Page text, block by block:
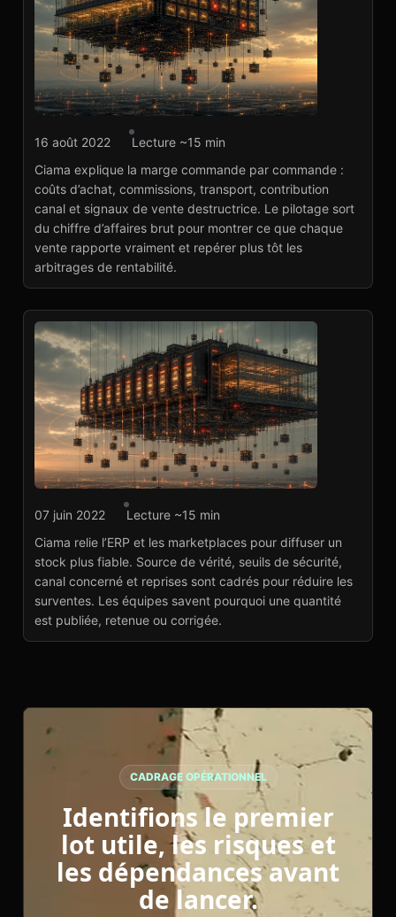
Agence marketplace
marge par commande
Voir le projet→
16 août 2022
Lecture ~15 min
Ciama explique la marge commande par commande :
coûts d’achat, commissions, transport, contribution
canal et signaux de vente destructrice. Le pilotage sort
du chiffre d’affaires brut pour montrer ce que chaque
vente rapporte vraiment et repérer plus tôt les
arbitrages de rentabilité.
Agence marketplace
Ciama : synchronisation
stocks ERP-
marketplaces
Voir le projet→
07 juin 2022
Lecture ~15 min
Ciama relie l’ERP et les marketplaces pour diffuser un
stock plus fiable. Source de vérité, seuils de sécurité,
canal concerné et reprises sont cadrés pour réduire les
surventes. Les équipes savent pourquoi une quantité
est publiée, retenue ou corrigée.
CADRAGE OPÉRATIONNEL
Identifions le premier
lot utile, les risques et
les dépendances avant
de lancer.